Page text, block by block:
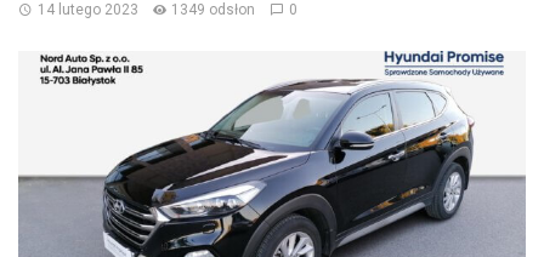
14 lutego 2023 1349 odsłon 0